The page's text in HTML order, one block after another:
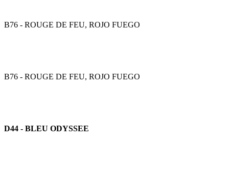
B76 - ROUGE DE FEU, ROJO FUEGO
B76 - ROUGE DE FEU, ROJO FUEGO
D44 - BLEU ODYSSEE